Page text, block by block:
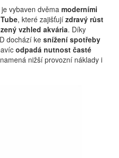
je vybaven dvěma moderními
, které zajišťují zdravý růst
vzhled akvária. Díky
dochází ke snížení spotřeby
odpadá nutnost časté
nižší provozní náklady i